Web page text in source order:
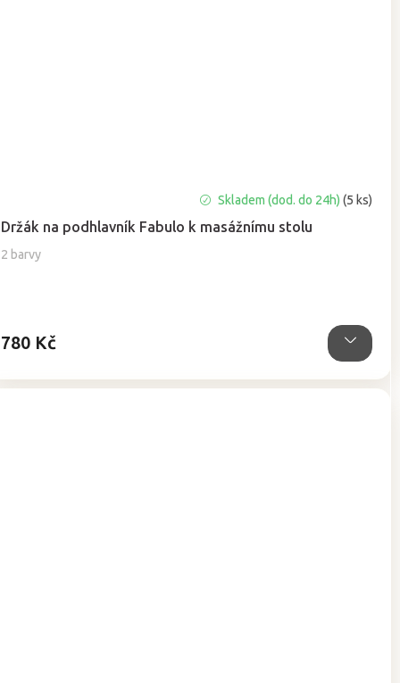
Držák na podhlavník Fabulo k masážnímu stolu
2 barvy
Skladem (dod. do 24h) (5 ks)
780 Kč